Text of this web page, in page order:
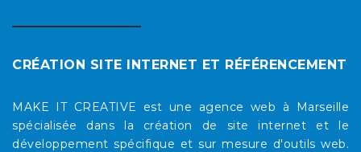
CRÉATION SITE INTERNET ET RÉFÉRENCEMENT
MAKE IT CREATIVE est une agence web à Marseille
spécialisée dans la création de site internet et le
développement spécifique et sur mesure d'outils web.